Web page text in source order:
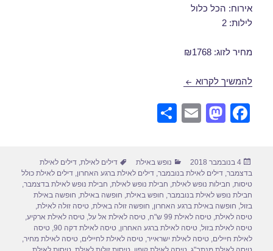
אירוח: הכל כלול
לילות: 2
מחיר לזוג: ₪1768
להמשיך לקרוא חבילות נופש לאילת בנובמבר 15/11/2018
F
e
b
o
o
M
o
d
o
n
E
e
פורסם
בתאריך
4 בנובמבר 2018 קטגוריות
נופש באילת תגיות
דילים לאילת,דילים לאילת
בדצמבר,דילים לאילת בנובמבר,דילים לאילת ברגע האחרון,דילים לאילת כולל
טיסות, חבילות נופש לאילת, חבילת נופש לאילת, חבילת נופש לאילת בדצמבר,
חבילת נופש לאילת בנובמבר, חופש באילת, חופשה באילת, חופשה באילת
בזול, חופשה באילת ברגע האחרון, חופשה זולה באילת,טיסה זולה לאילת,
טיסה לאילת,טיסה לאילת 99 ש"ח ,טיסה לאילת אל על,טיסה לאילת ארקיע,
טיסה לאילת בזול,טיסה לאילת ברגע האחרון,טיסה לאילת דקה 90 ,טיסה
לאילת חיילים,טיסה לאילת ישראייר,טיסה לאילת לחיילים,טיסה לאילת מחיר,